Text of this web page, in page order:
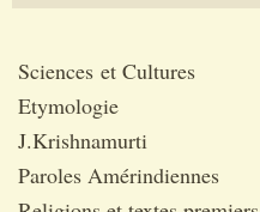
Sciences et Cultures
Etymologie
J.Krishnamurti
Paroles Amérindiennes